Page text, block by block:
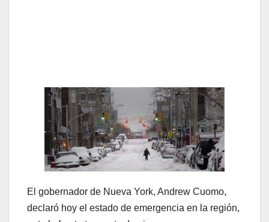
El gobernador de Nueva York, Andrew Cuomo,
declaró hoy el estado de emergencia en la región,